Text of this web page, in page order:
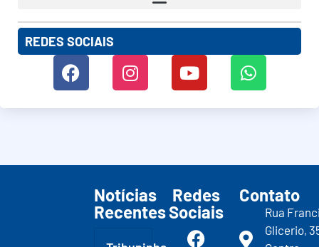
REDES SOCIAIS
Notícias
Recentes
Redes
Sociais
Contato
Rua
Glicerio,